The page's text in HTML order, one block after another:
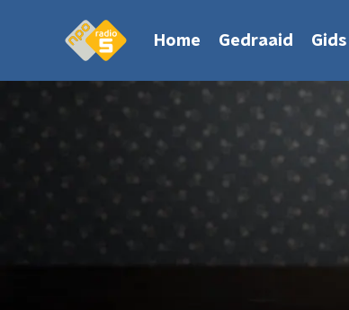
Home Gedraaid Gids